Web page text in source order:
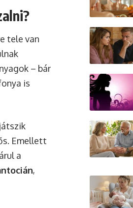
tele van
– bár
is
Emellett
a
,